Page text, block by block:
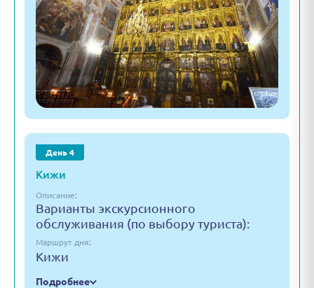
День 4
Кижи
Описание:
Варианты экскурсионного
обслуживания (по выбору туриста):
Маршрут дня:
Кижи
Подробнее